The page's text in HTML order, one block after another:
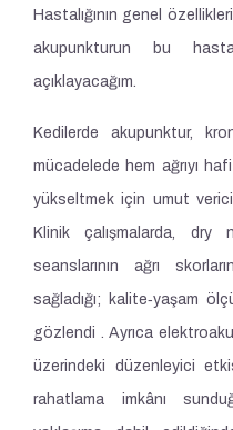
Hastalığının genel
akupunkturun bu
açıklayacağım.
Kedilerde akupunktur,
mücadelede hem ağrıyı
yükseltmek için umut
Klinik çalışmalarda, dry
seanslarının ağrı
sağladığı; kalite‑yaşam
gözlendi . Ayrıca
üzerindeki düzenleyici
rahatlama imkânı